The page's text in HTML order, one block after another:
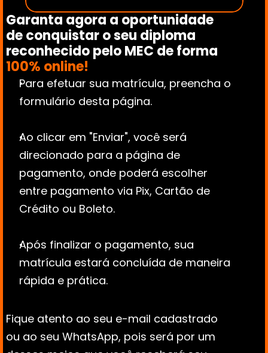
Garanta agora a oportunidade
de conquistar o seu diploma
100% online!
Para efetuar sua matrícula, preencha o
formulário desta página.
Ao clicar em "Enviar", você será
direcionado para a página de
pagamento, onde poderá escolher
entre pagamento via Pix, Cartão de
Crédito ou Boleto.
Após finalizar o pagamento, sua
matrícula estará concluída de maneira
rápida e prática.
Fique atento ao seu e-mail cadastrado
ou ao seu WhatsApp, pois será por um